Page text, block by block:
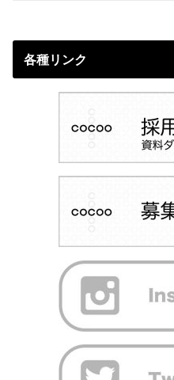
各種リンク